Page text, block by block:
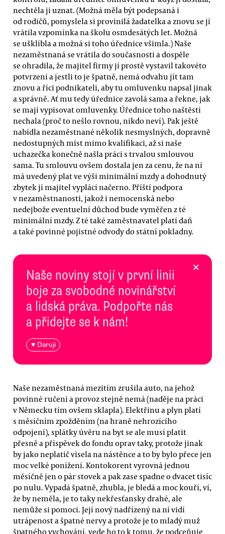
nechtěla ji uznat. (Možná měla být podepsaná i
od rodičů, pomyslela si provinilá žadatelka a znovu se jí
vrátila vzpomínka na školu osmdesátých let. Možná
se ušklíbla a možná si toho úřednice všimla.) Naše
nezaměstnaná se vrátila do současnosti a dospěle
se ohradila, že majitel firmy jí prostě vystavil takovéto
potvrzení a jestli to je špatně, nemá odvahu jít tam
znovu a říci podnikateli, aby tu omluvenku napsal jinak
a správně. Ať mu tedy úřednice zavolá sama a řekne, jak
se mají vypisovat omluvenky. Úřednice toho naštěstí
nechala (proč to nešlo rovnou, nikdo neví). Pak ještě
nabídla nezaměstnané několik nesmyslných, dopravně
nedostupných míst mimo kvalifikaci, až si naše
uchazečka konečně našla práci s trvalou smlouvou
sama. Tu smlouvu ovšem dostala jen za cenu, že na ní
má uvedený plat ve výši minimální mzdy a dohodnutý
zbytek jí majitel vyplácí načerno. Příští podpora
v nezaměstnanosti, jakož i nemocenská nebo
nedejbože eventuelní důchod bude vyměřen z té
minimální mzdy. Z té také zaměstnavatel platí daň
a také povinné pojistné odvody do státní pokladny.
Naše noviny stojí v první linii
boje za svobodné novinářství
a lidská práva. Podpořte nás
a přidejte se k nám!
♥ Daruji
×
Naše nezaměstnaná mezitím zrušila auto, na jehož
povinné ručení a provoz stejně nemá (naděje na práci
v Německu tím ovšem sklapla). Elektřinu a plyn platí
s měsíčním zpožděním (na hraně nehrozícího
odpojení), splátky úvěru na byt se ale musí platit
přesně a příspěvek do fondu oprav taky, protože jinak
by jako neplatič visela na nástěnce a to by bylo přece jen
moc velké ponížení. Kontokorent vyrovná jednou
měsíčně jen o pár stovek a pak zase spadne o dvacet tisíc
po nulu. Vypadá špatně, zhubla, je bledá a moc kouří, ví,
že by neměla, je to taky nekřesťansky drahé, ale
nemůže si pomoci. Její nový nadřízený na ní vidí
utrápenost a špatné nervy a protože je to mladý muž
špatného vychování, vede ho to k tomu, že podceňuje